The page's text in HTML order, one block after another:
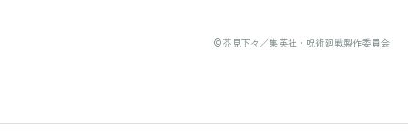
©芥見下々／集英社・呪術廻戦製作委員会